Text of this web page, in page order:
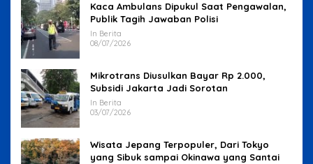
Kaca Ambulans Dipukul Saat Pengawalan,
Publik Tagih Jawaban Polisi
In Berita
08/07/2026
Mikrotrans Diusulkan Bayar Rp 2.000,
Subsidi Jakarta Jadi Sorotan
In Berita
03/07/2026
Wisata Jepang Terpopuler, Dari Tokyo
yang Sibuk sampai Okinawa yang Santai